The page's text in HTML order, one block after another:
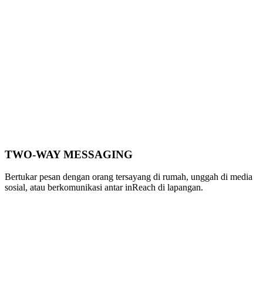
TWO-WAY MESSAGING
Bertukar pesan dengan orang tersayang di rumah, unggah di media
sosial, atau berkomunikasi antar inReach di lapangan.